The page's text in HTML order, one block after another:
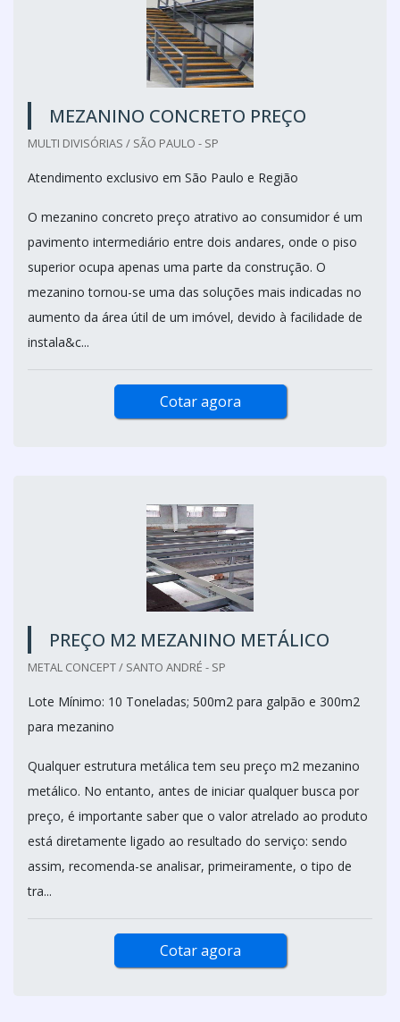
MEZANINO CONCRETO PREÇO
MULTI DIVISÓRIAS / SÃO PAULO - SP
Atendimento exclusivo em São Paulo e Região
O mezanino concreto preço atrativo ao consumidor é um
pavimento intermediário entre dois andares, onde o piso
superior ocupa apenas uma parte da construção. O
mezanino tornou-se uma das soluções mais indicadas no
aumento da área útil de um imóvel, devido à facilidade de
instala&c...
Cotar agora
PREÇO M2 MEZANINO METÁLICO
METAL CONCEPT / SANTO ANDRÉ - SP
Lote Mínimo: 10 Toneladas; 500m2 para galpão e 300m2
para mezanino
Qualquer estrutura metálica tem seu preço m2 mezanino
metálico. No entanto, antes de iniciar qualquer busca por
preço, é importante saber que o valor atrelado ao produto
está diretamente ligado ao resultado do serviço: sendo
assim, recomenda-se analisar, primeiramente, o tipo de
tra...
Cotar agora